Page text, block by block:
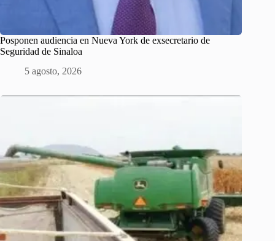
Posponen audiencia en Nueva York de exsecretario de
Seguridad de Sinaloa
5 agosto, 2026